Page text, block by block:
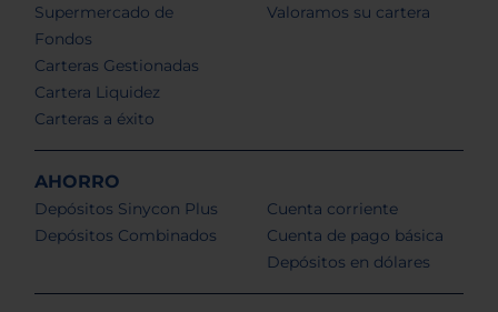
Supermercado de
Fondos
Carteras Gestionadas
Cartera Liquidez
Carteras a éxito
Valoramos su cartera
AHORRO
Depósitos Sinycon Plus
Depósitos Combinados
Cuenta corriente
Cuenta de pago básica
Depósitos en dólares